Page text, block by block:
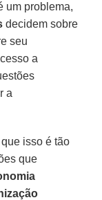
um problema,
decidem sobre
seu
a
a
isso é tão
que